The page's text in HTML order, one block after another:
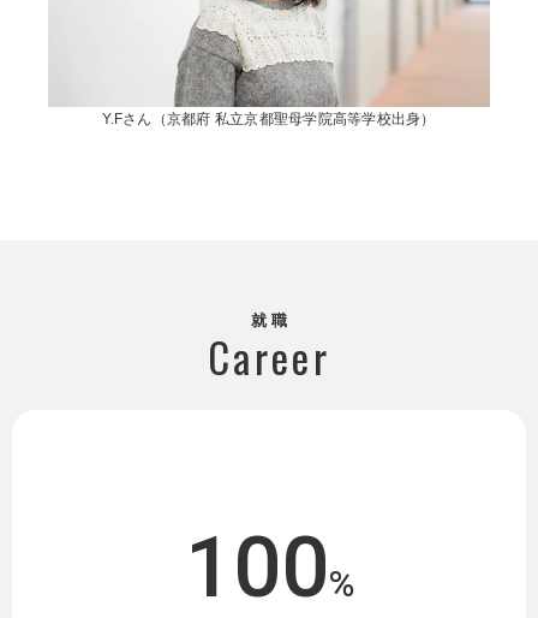
Y.Fさん（京都府 私立京都聖母学院高等学校出身）
就 職
Career
100%